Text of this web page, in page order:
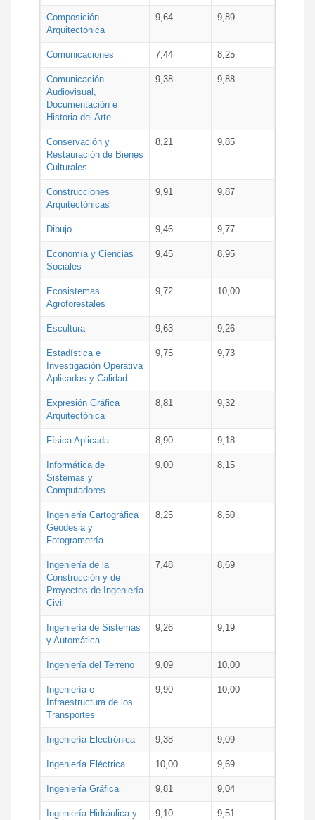
Composición
Arquitectónica
9,64 9,89
Comunicaciones 7,44 8,25
Comunicación
Audiovisual,
Documentación e
Historia del Arte
9,38 9,88
Conservación y
Restauración de Bienes
Culturales
8,21 9,85
Construcciones
Arquitectónicas
9,91 9,87
Dibujo 9,46 9,77
Economía y Ciencias
Sociales
9,45 8,95
Ecosistemas
Agroforestales
9,72 10,00
Escultura 9,63 9,26
Estadística e
Investigación Operativa
Aplicadas y Calidad
9,75 9,73
Expresión Gráfica
Arquitectónica
8,81 9,32
Física Aplicada 8,90 9,18
Informática de
Sistemas y
Computadores
9,00 8,15
Ingeniería Cartográfica
Geodesia y
Fotogrametría
8,25 8,50
Ingeniería de la
Construcción y de
Proyectos de Ingeniería
Civil
7,48 8,69
Ingeniería de Sistemas
y Automática
9,26 9,19
Ingeniería del Terreno 9,09 10,00
Ingeniería e
Infraestructura de los
Transportes
9,90 10,00
Ingeniería Electrónica 9,38 9,09
Ingeniería Eléctrica 10,00 9,69
Ingeniería Gráfica 9,81 9,04
Ingeniería Hidráulica y
9,10 9,51